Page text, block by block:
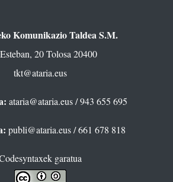
Komunikazio Taldea S.M.
20 Tolosa 20400
tkt@ataria.eus
ataria@ataria.eus/ 943 655 695
publi@ataria.eus/ 661 678 818
garatua